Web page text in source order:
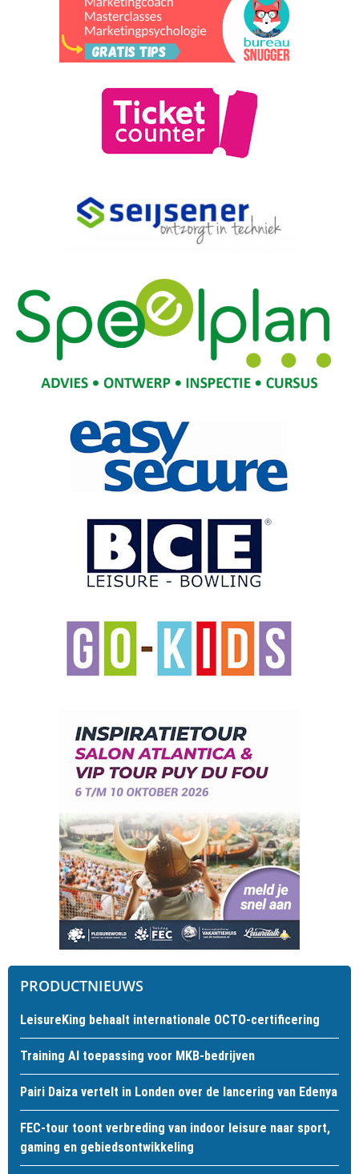
PRODUCTNIEUWS
LeisureKing behaalt internationale OCTO-certificering
Training AI toepassing voor MKB-bedrijven
Pairi Daiza vertelt in Londen over de lancering van Edenya
FEC-tour toont verbreding van indoor leisure naar sport,
gaming en gebiedsontwikkeling